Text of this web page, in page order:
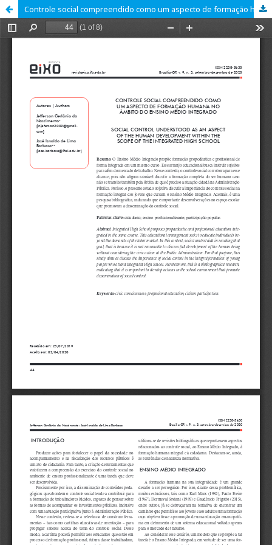
Controle social compreendido como um aspecto de formação humana no âmbito do Ensino Médio Integrado